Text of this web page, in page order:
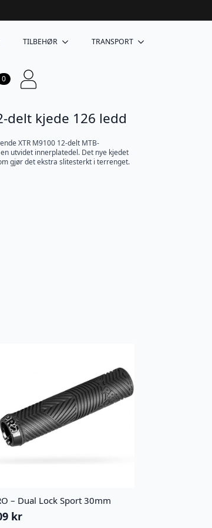
TILBEHØR TRANSPORT
0
delt kjede 126 ledd
XTR M9100 12-delt MTB-
utvidet innerplatedel. Det nye kjedet
gjør det ekstra slitesterkt i terrenget.
– Dual Lock Sport 30mm
kr